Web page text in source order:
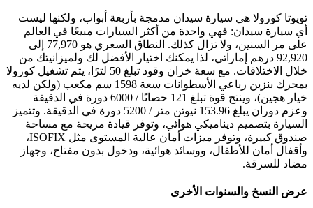
تويوتا كورولا هي سيارة سيدان مدمجة بأربعة أبواب، ولكنها ليست
أي سيارة سيدان: فهي واحدة من أكثر السيارات مبيعًا في العالم
على مر السنين، ولا تزال كذلك. النطاق السعري هو 77,970 إلى
92,920 درهم إماراتي، لذا يمكنك اختيار الأفضل لك ولميزانيتك من
خلال الاختلافات. مع سعة خزان وقود تبلغ 50 لترًا، يتم تشغيل كورولا
بمحرك بنزين رباعي الأسطوانات سعة 1598 سم مكعب (ولكن لديه
خيار هجين)، وينتج قوة تبلغ 121 حصانًا / 6000 دورة في الدقيقة
وعزم دوران يبلغ 153.96 نيوتن متر / 5200 دورة في الدقيقة. وتتميز
السيارة بتصميم ديناميكي هوائي، وتوفر قيادة مريحة مع مساحة
صندوق كبيرة، وتوفر ميزات أمان عالية المستوى مثل ISOFIX،
وأقفال أمان للأطفال، ووسائد هوائية، ودخول بدون مفتاح، وجهاز
مضاد للسرقة.
عرض النسخ والسنوات الأخرى